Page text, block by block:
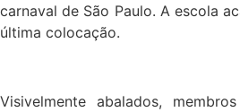
carnaval de São Paulo. A escola
última colocação.
Visivelmente abalados,